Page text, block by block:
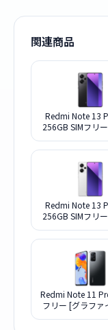
関連商品
Redmi Note 13
256GB SIMフリ
ー)
Redmi Note 13
256GB SIMフリ
ー)
Redmi Note 11
フリー [グラファ